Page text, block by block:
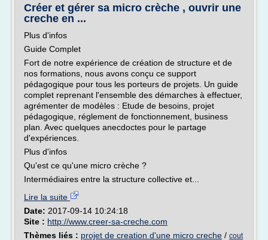
Créer et gérer sa micro crèche , ouvrir une
creche en ...
Plus d'infos
Guide Complet
Fort de notre expérience de création de structure et de
nos formations, nous avons conçu ce support
pédagogique pour tous les porteurs de projets. Un guide
complet reprenant l'ensemble des démarches à effectuer,
agrémenter de modèles : Etude de besoins, projet
pédagogique, réglement de fonctionnement, business
plan. Avec quelques anecdoctes pour le partage
d'expériences.
Plus d'infos
Qu'est ce qu'une micro crèche ?
Intermédiaires entre la structure collective et...
Lire la suite
Date: 2017-09-14 10:24:18
Site : http://www.creer-sa-creche.com
Thèmes liés : projet de creation d'une micro creche / cout